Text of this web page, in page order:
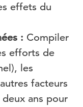
effets du
: Compiler
efforts de
les
facteurs
ans pour